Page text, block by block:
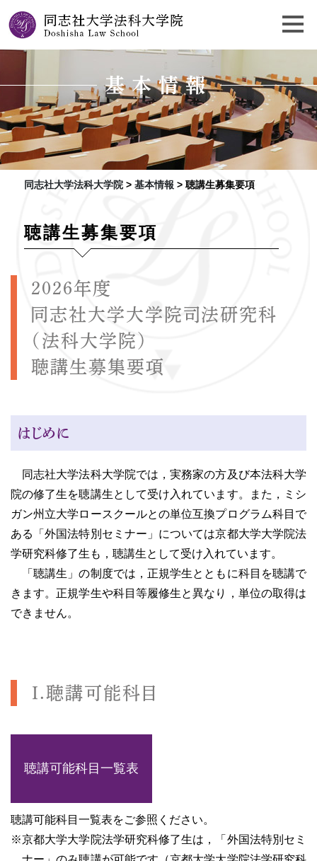
基本情報
同志社大学法科大学院> 基本情報 > 聴講生募集要項
聴講生募集要項
２０２６年度
同志社大学大学院司法研究科
（法科大学院）
聴講生募集要項
はじめに
同志社大学法科大学院では，実務家の方及び本法科大学
院の修了生を聴講生として受け入れています。また，ミシ
ガン州立大学ロースクールとの単位互換プログラム科目で
ある「外国法特別セミナー」については京都大学大学院法
学研究科修了生も，聴講生として受け入れています。
「聴講生」の制度では，正規学生とともに科目を聴講で
きます。正規学生や科目等履修生と異なり，単位の取得は
できません。
Ⅰ.聴講可能科目
聴講可能科目一覧表
聴講可能科目一覧表をご参照ください。
※京都大学大学院法学研究科修了生は，「外国法特別セミ